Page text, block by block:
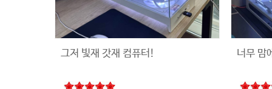
그저 빛재 갓재 컴퓨터! 너무 맘